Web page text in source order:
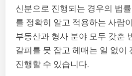
신분으로 진행되는 경우의 법
를 정확히 알고 적용하는 사람
부동산과 형사 분야 모두 갖춘
갈피를 못 잡고 헤매는 일 없이
진행할 수 있습니다.